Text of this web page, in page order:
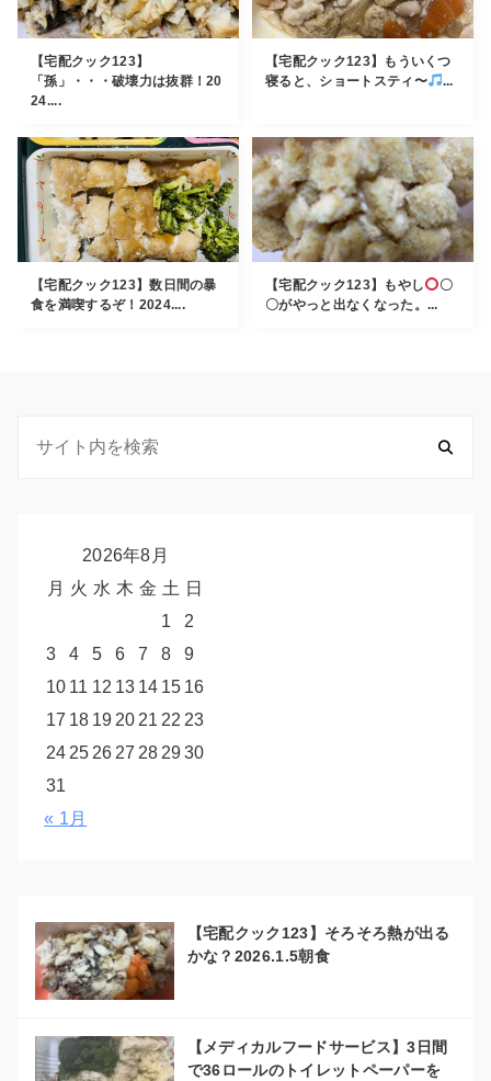
【宅配クック123】
「孫」・・・破壊力は抜群！20
24....
【宅配クック123】もういくつ
寝ると、ショートスティ〜
...
【宅配クック123】数日間の暴
食を満喫するぞ！2024....
【宅配クック123】もやし
〇
〇がやっと出なくなった。...
2026年8月
月 火 水 木 金 土 日
1
2
3
4 5 6 7 8
9
10 11 12 13 14 15 16
17 18 19 20 21 22 23
24 25 26 27 28 2930
31
« 1月
【宅配クック123】そろそろ熱が出る
かな？2026.1.5朝食
【メディカルフードサービス】3日間
で36ロールのトイレットペーパーを